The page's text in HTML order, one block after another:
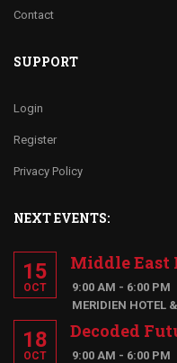
Contact
SUPPORT
Login
Register
Privacy Policy
NEXT EVENTS:
15
OCT
Middle East
9:00 AM - 6:00 PM
MERIDIEN HOTEL
18
OCT
Decoded
9:00 AM - 6:00 PM